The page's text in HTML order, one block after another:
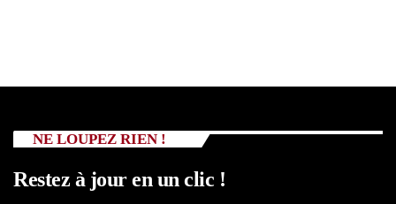
NE LOUPEZ RIEN !
Restez à jour en un clic !